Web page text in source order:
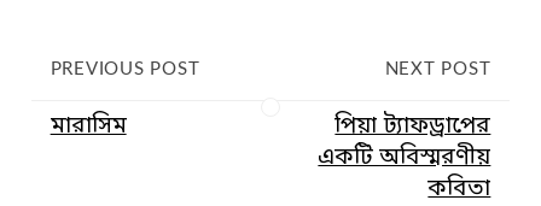
PREVIOUS POST
মারাসিম
NEXT POST
পিয়া ট্যাফড্রাপের
একটি অবিস্মরণীয়
কবিতা